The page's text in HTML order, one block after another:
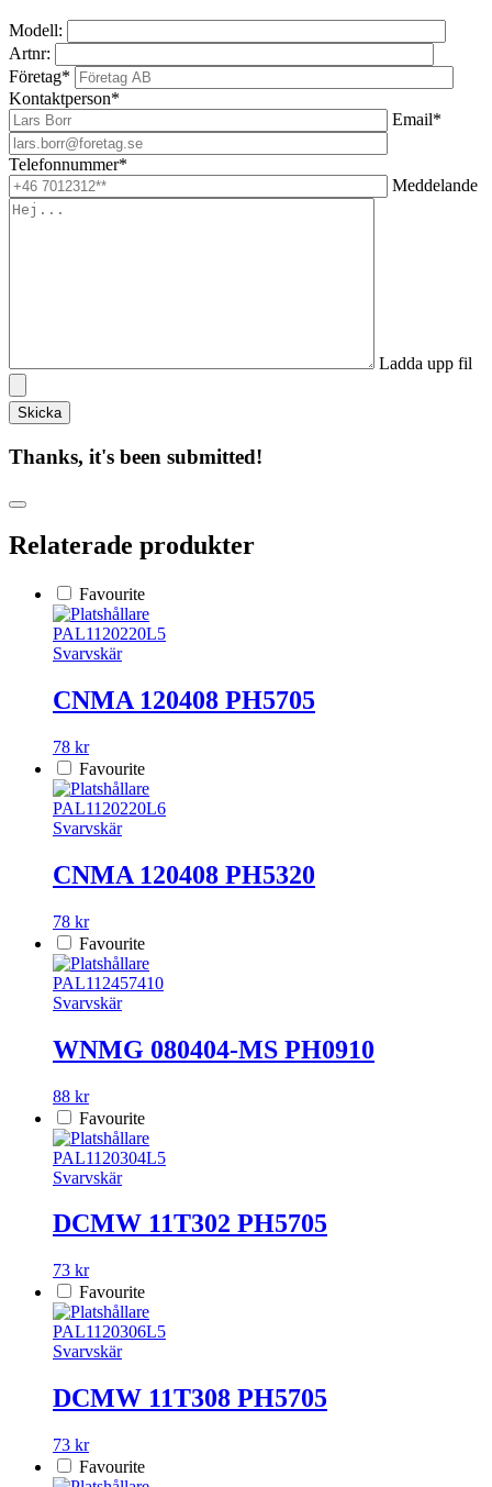
Modell:
Artnr:
Företag*
Kontaktperson*
Email*
Telefonnummer*
Meddelande
Ladda upp fil
Thanks, it's been submitted!
Relaterade produkter
Favourite
PAL1120220L5
Svarvskär
CNMA 120408 PH5705
78 kr
Favourite
PAL1120220L6
Svarvskär
CNMA 120408 PH5320
78 kr
Favourite
PAL112457410
Svarvskär
WNMG 080404-MS PH0910
88 kr
Favourite
PAL1120304L5
Svarvskär
DCMW 11T302 PH5705
73 kr
Favourite
PAL1120306L5
Svarvskär
DCMW 11T308 PH5705
73 kr
Favourite